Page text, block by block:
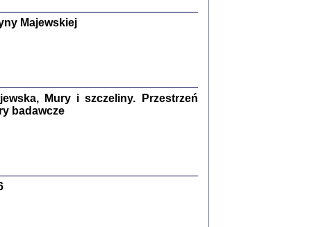
Barbara Engelking, Jan Grabowski
Adler, oprac. i wstępem opatrzyłaMarta Janczewska
2018
Majewskiej
Mury i szczeliny. Przestrzeń
badawcze